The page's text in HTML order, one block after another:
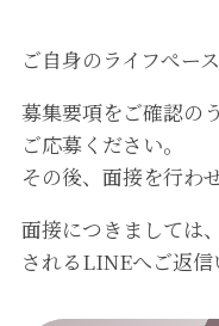
ご自身のライフぺー
募集要項をご確認の
ご応募ください。
その後、面接を行わ
面接につきましては
されるLINEへご返信